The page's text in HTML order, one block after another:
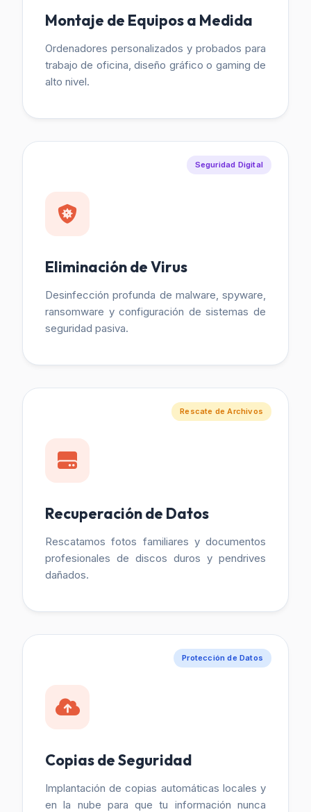
Montaje de Equipos a Medida
Ordenadores personalizados y probados para
trabajo de oficina, diseño gráfico o gaming de
alto nivel.
Seguridad Digital
Eliminación de Virus
Desinfección profunda de malware, spyware,
ransomware y configuración de sistemas de
seguridad pasiva.
Rescate de Archivos
Recuperación de Datos
Rescatamos fotos familiares y documentos
profesionales de discos duros y pendrives
dañados.
Protección de Datos
Copias de Seguridad
Implantación de copias automáticas locales y
en la nube para que tu información nunca